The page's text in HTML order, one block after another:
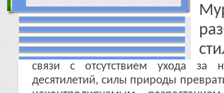
связи с отсутствием ухода за
десятилетий, силы природы